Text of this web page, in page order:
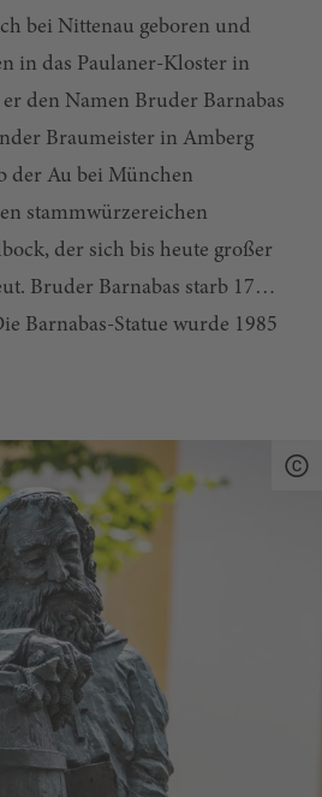
bei Nittenau geboren und
in das Paulaner-Kloster in
den Namen Bruder Barnabas
Braumeister in Amberg
der Au bei München
stammwürzereichen
der sich bis heute großer
Bruder Barnabas starb 1795
Barnabas-Statue wurde 1985
Direktion als Anerkennung
bis heute auch als
Starkbieranstich auf dem
traditionell zum Beginn der
ausgeschenkt wird.